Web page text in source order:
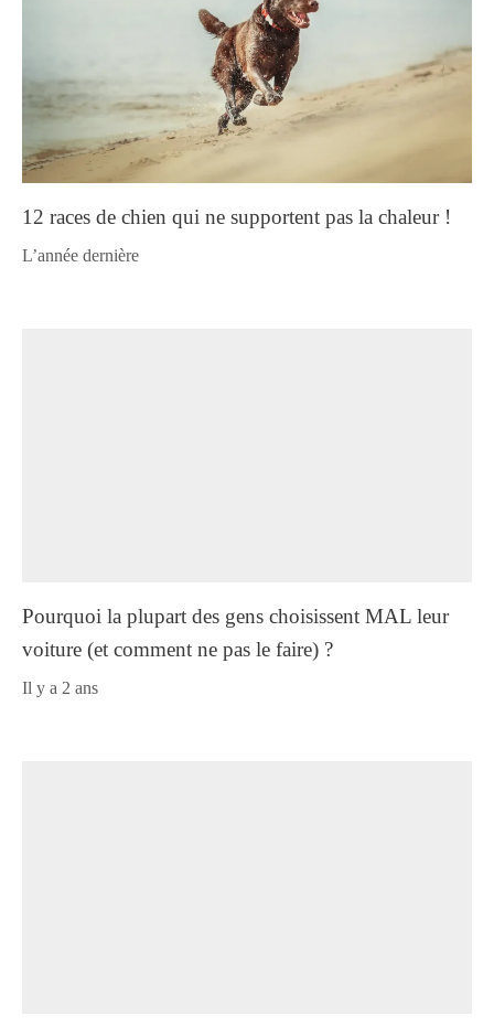
12 races de chien qui ne supportent pas la chaleur !
l’année dernière
Pourquoi la plupart des gens choisissent MAL leur
voiture (et comment ne pas le faire) ?
il y a 2 ans